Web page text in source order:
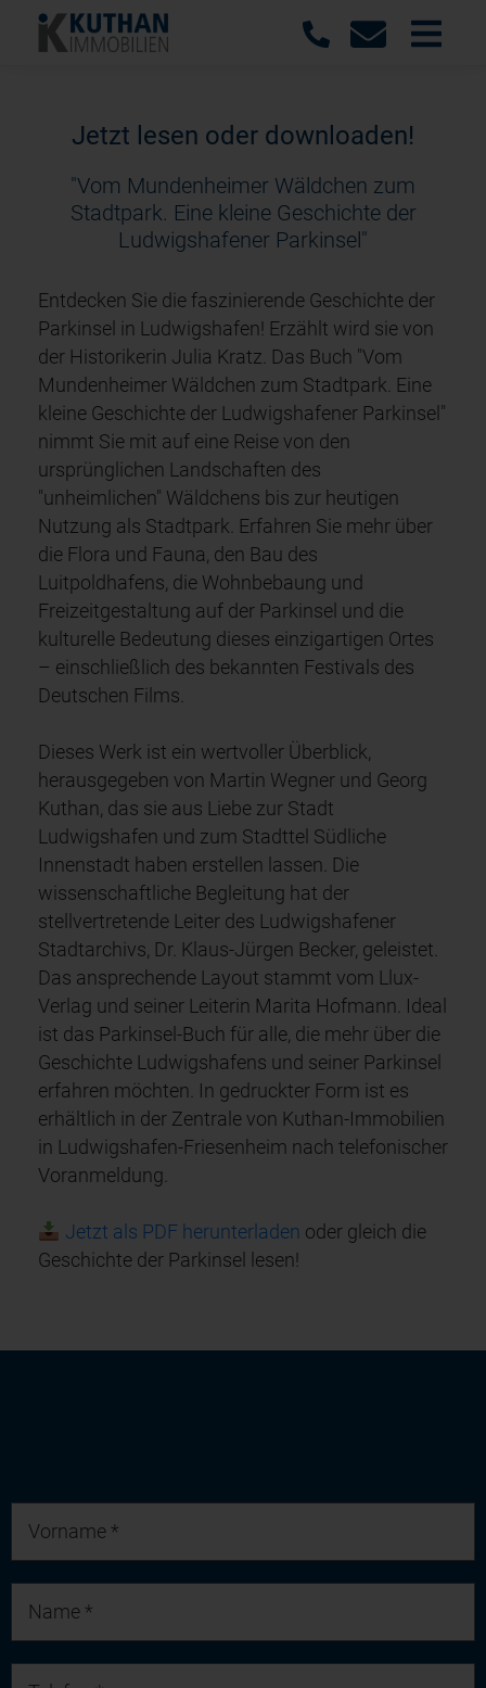
Jetzt lesen oder downloaden!
"Vom Mundenheimer Wäldchen zum
Stadtpark. Eine kleine Geschichte der
Ludwigshafener Parkinsel"
Entdecken Sie die faszinierende Geschichte der
Parkinsel in Ludwigshafen! Erzählt wird sie von
der Historikerin Julia Kratz. Das Buch "Vom
Mundenheimer Wäldchen zum Stadtpark. Eine
kleine Geschichte der Ludwigshafener Parkinsel"
nimmt Sie mit auf eine Reise von den
ursprünglichen Landschaften des
"unheimlichen" Wäldchens bis zur heutigen
Nutzung als Stadtpark. Erfahren Sie mehr über
die Flora und Fauna, den Bau des
Luitpoldhafens, die Wohnbebaung und
Freizeitgestaltung auf der Parkinsel und die
kulturelle Bedeutung dieses einzigartigen Ortes
– einschließlich des bekannten Festivals des
Deutschen Films.
Dieses Werk ist ein wertvoller Überblick,
herausgegeben von Martin Wegner und Georg
Kuthan, das sie aus Liebe zur Stadt
Ludwigshafen und zum Stadttel Südliche
Innenstadt haben erstellen lassen. Die
wissenschaftliche Begleitung hat der
stellvertretende Leiter des Ludwigshafener
Stadtarchivs, Dr. Klaus-Jürgen Becker, geleistet.
Das ansprechende Layout stammt vom Llux-
Verlag und seiner Leiterin Marita Hofmann. Ideal
ist das Parkinsel-Buch für alle, die mehr über die
Geschichte Ludwigshafens und seiner Parkinsel
erfahren möchten. In gedruckter Form ist es
erhältlich in der Zentrale von Kuthan-Immobilien
in Ludwigshafen-Friesenheim nach telefonischer
Voranmeldung.
Jetzt als PDF herunterladen oder gleich die
Geschichte der Parkinsel lesen!